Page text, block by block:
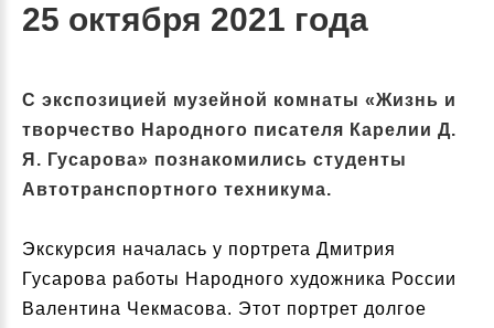
25 октября 2021 года
С экспозицией музейной комнаты «Жизнь и
творчество Народного писателя Карелии Д.
Я. Гусарова» познакомились студенты
Автотранспортного техникума.
Экскурсия началась у портрета Дмитрия
Гусарова работы Народного художника России
Валентина Чекмасова. Этот портрет долгое